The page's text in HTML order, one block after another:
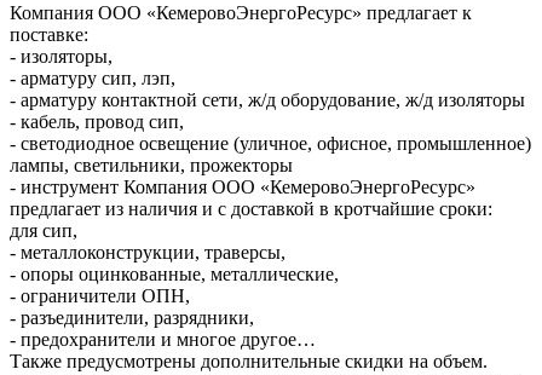
Компания ООО «КемеровоЭнергоРесурс» предлагает к
поставке:
- изоляторы,
- арматуру сип, лэп,
- арматуру контактной сети, ж/д оборудование, ж/д изоляторы
- кабель, провод сип,
- светодиодное освещение (уличное, офисное, промышленное)
лампы, светильники, прожекторы
- инструмент Компания ООО «КемеровоЭнергоРесурс»
предлагает из наличия и с доставкой в кротчайшие сроки:
для сип,
- металлоконструкции, траверсы,
- опоры оцинкованные, металлические,
- ограничители ОПН,
- разъединители, разрядники,
- предохранители и многое другое…
Также предусмотрены дополнительные скидки на объем.